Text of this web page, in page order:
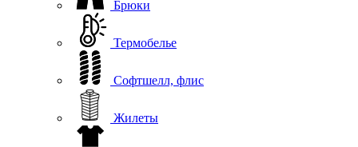
Брюки
Термобелье
Софтшелл, флис
Жилеты